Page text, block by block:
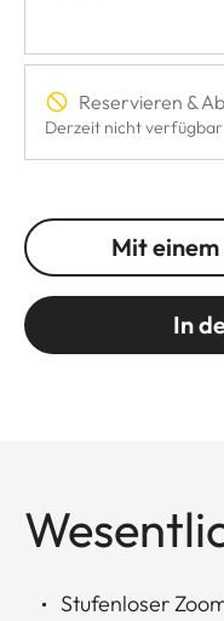
Reservieren &
Derzeit nicht verfügbar
Mit
In
Stufenloser